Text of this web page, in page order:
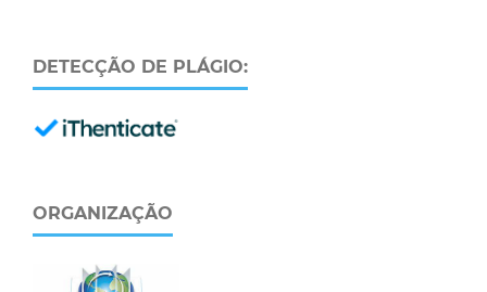
DETECÇÃO DE PLÁGIO:
ORGANIZAÇÃO